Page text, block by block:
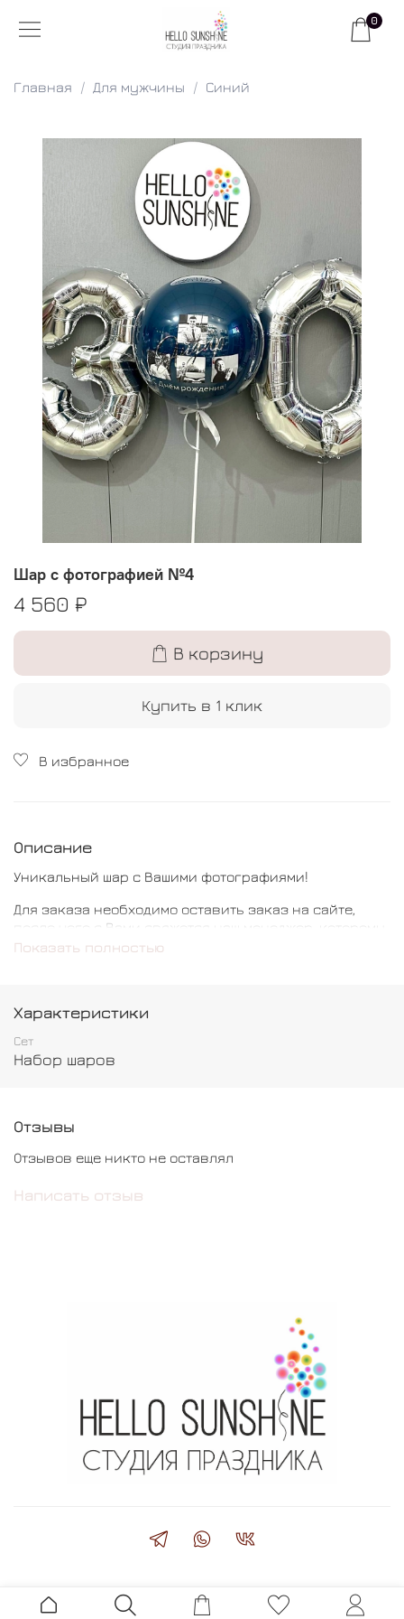
0
Главная Для мужчины Синий
Шар с фотографией №4
4 560 ₽
В корзину
Купить в 1 клик
В избранное
Описание
Уникальный шар с Вашими фотографиями!
Для заказа необходимо оставить заказ на сайте,
после чего с Вами свяжется наш менеджер, которому
необходимо будет отправить Ваши фотографии и
Кристальный гигант с надписью - 1 шт
#необычныешары #шарысфотографиями #мужу
Показать полностью
Характеристики
Сет
Набор шаров
Отзывы
Отзывов еще никто не оставлял
Написать отзыв